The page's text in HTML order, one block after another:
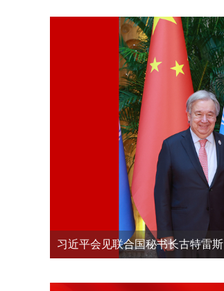
习近平会见联合国秘书长古特雷斯